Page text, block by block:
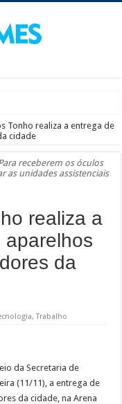
Oeste, GURI abre
e Cat Noir; Parque
judicial e opera abaixo do
gastronômicas para todos os
para diversos cursos
convivência e qualidade de
importantes prisões em
(SP-021)
Tonho realiza a entrega de
cidade
receberem os óculos
as unidades assistenciais
realiza a
da
,Trabalho
da Secretaria de
(11/11), a entrega de
da cidade, na Arena